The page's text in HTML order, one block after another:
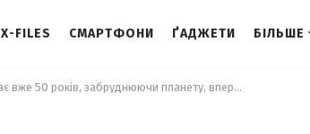
X-FILES СМАРТФОНИ ҐАДЖЕТИ БІЛЬШЕ
Сумнозвісна "Брама до пекла", що палає вже 50 років, забруднюючи планету, вперше зменшується